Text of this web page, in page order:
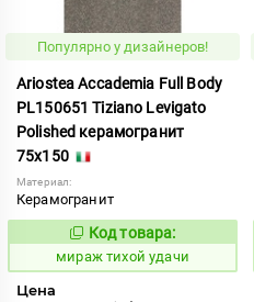
Популярно у дизайнеров!
Ariostea Accademia Full Body
PL150651 Tiziano Levigato
Polished керамогранит
75x150
Материал:
Керамогранит
997110
Код товара:
мираж тихой удачи
Цена